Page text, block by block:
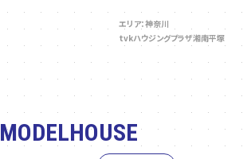
エリア：神奈川
tvkハウジングプラザ湘南平塚
MODELHOUSE